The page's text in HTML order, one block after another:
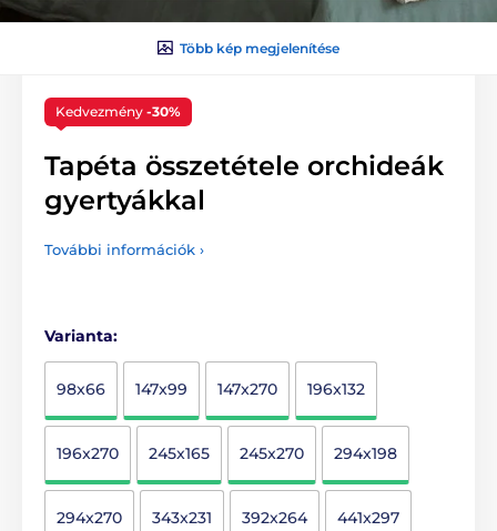
Több kép megjelenítése
Kedvezmény -30%
Tapéta összetétele orchideák
gyertyákkal
További információk ›
Varianta:
98x66 147x99 147x270 196x132
196x270 245x165 245x270 294x198
294x270 343x231 392x264 441x297